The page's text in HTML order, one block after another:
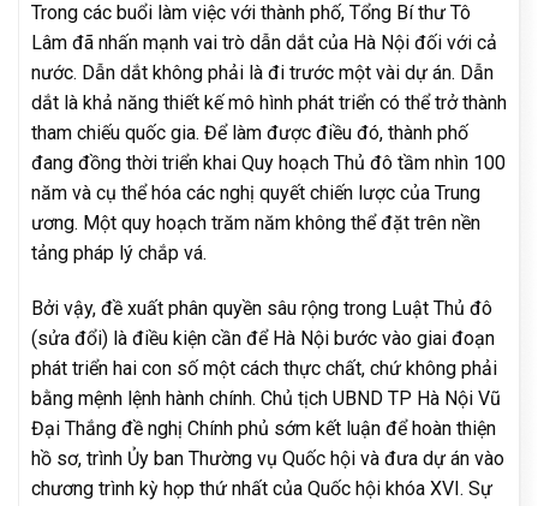
Trong các buổi làm việc với thành phố, Tổng Bí thư Tô
Lâm đã nhấn mạnh vai trò dẫn dắt của Hà Nội đối với cả
nước. Dẫn dắt không phải là đi trước một vài dự án. Dẫn
dắt là khả năng thiết kế mô hình phát triển có thể trở thành
tham chiếu quốc gia. Để làm được điều đó, thành phố
đang đồng thời triển khai Quy hoạch Thủ đô tầm nhìn 100
năm và cụ thể hóa các nghị quyết chiến lược của Trung
ương. Một quy hoạch trăm năm không thể đặt trên nền
tảng pháp lý chắp vá.
Bởi vậy, đề xuất phân quyền sâu rộng trong Luật Thủ đô
(sửa đổi) là điều kiện cần để Hà Nội bước vào giai đoạn
phát triển hai con số một cách thực chất, chứ không phải
bằng mệnh lệnh hành chính. Chủ tịch UBND TP Hà Nội Vũ
Đại Thắng đề nghị Chính phủ sớm kết luận để hoàn thiện
hồ sơ, trình Ủy ban Thường vụ Quốc hội và đưa dự án vào
chương trình kỳ họp thứ nhất của Quốc hội khóa XVI. Sự